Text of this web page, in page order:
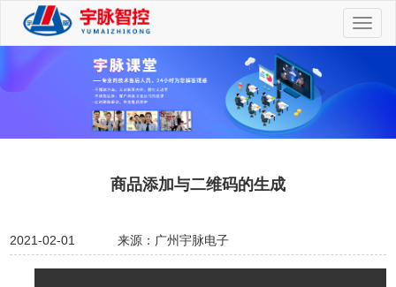
切
换
商品添加与二维码的生成
2021-02-01 来源：广州宇脉电子